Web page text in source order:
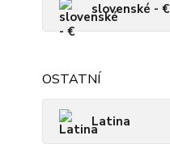
slovenské - €
OSTATNÍ
Latina